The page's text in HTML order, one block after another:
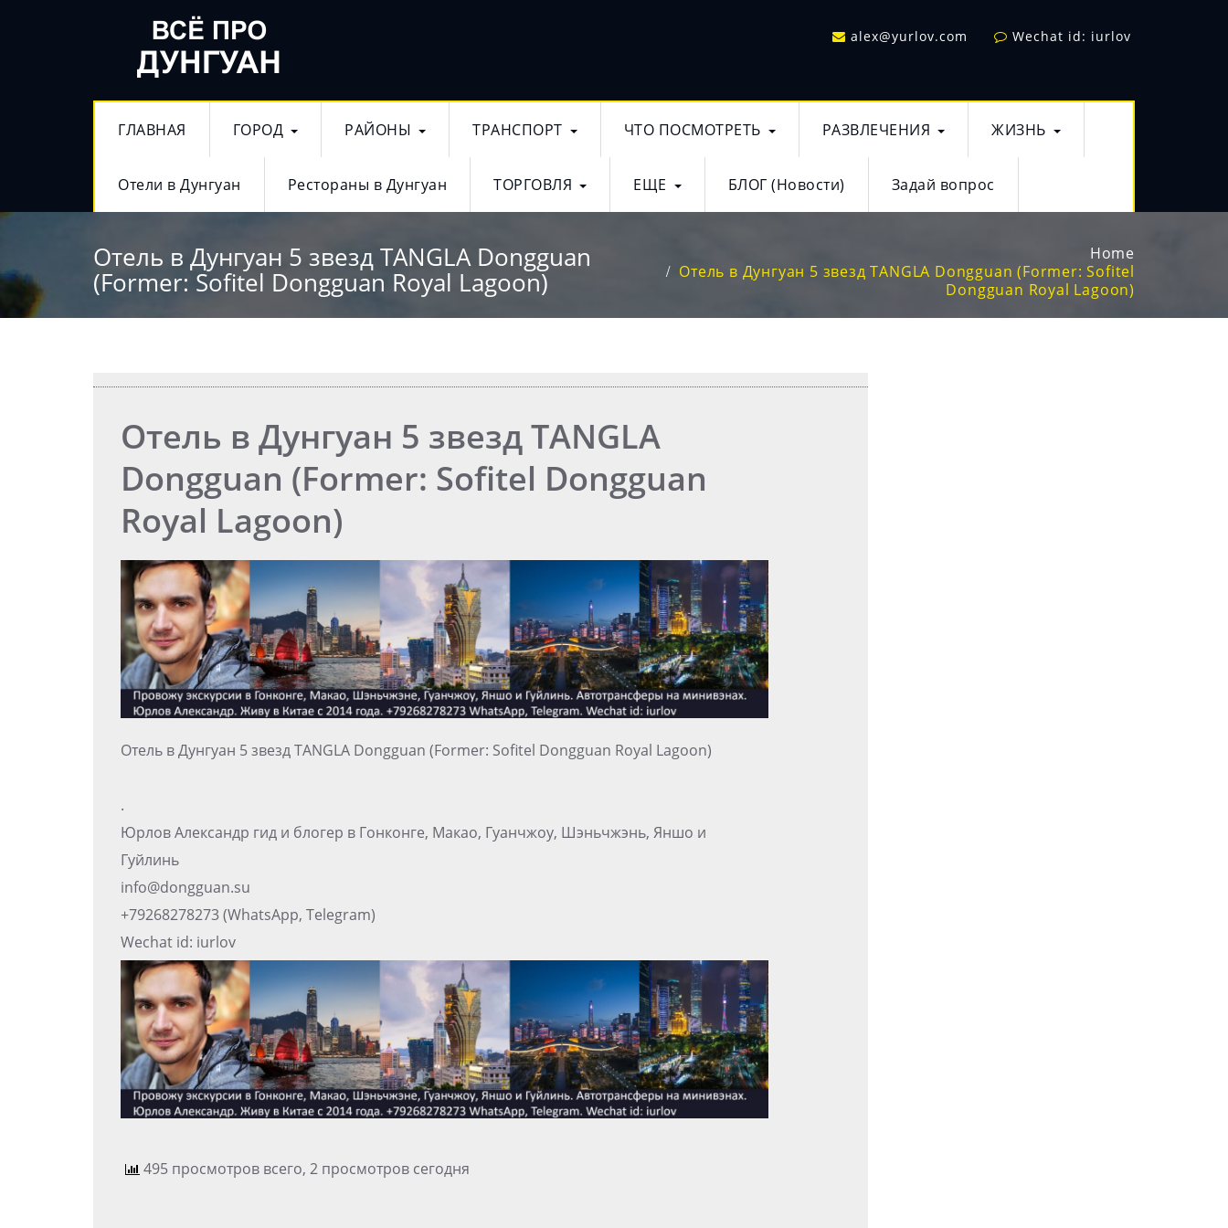
alex@yurlov.com Wechat id: iurlov
ГЛАВНАЯ ГОРОД РАЙОНЫ ТРАНСПОРТ ЧТО ПОСМОТРЕТЬ РАЗВЛЕЧЕНИЯ ЖИЗНЬ
Отели в Дунгуан Рестораны в Дунгуан ТОРГОВЛЯ ЕЩЕ БЛОГ (Новости) Задай вопрос
Отель в Дунгуан 5 звезд TANGLA Dongguan
(Former: Sofitel Dongguan Royal Lagoon)
Home
Отель в Дунгуан 5 звезд TANGLA Dongguan (Former: Sofitel
Dongguan Royal Lagoon)
Отель в Дунгуан 5 звезд TANGLA
Dongguan (Former: Sofitel Dongguan
Royal Lagoon)
Отель в Дунгуан 5 звезд TANGLA Dongguan (Former: Sofitel Dongguan Royal Lagoon)
.
Юрлов Александр гид и блогер в Гонконге, Макао, Гуанчжоу, Шэньчжэнь, Яншо и
Гуйлинь
info@dongguan.su
+79268278273 (WhatsApp, Telegram)
Wechat id: iurlov
495 просмотров всего, 2 просмотров сегодня